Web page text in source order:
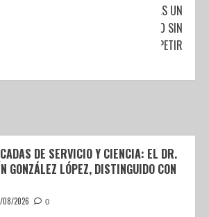
TRAS UN
AÑO SIN
COMPETIR
DE SERVICIO Y CIENCIA: EL DR.
GONZÁLEZ LÓPEZ, DISTINGUIDO CON
08/2026 0